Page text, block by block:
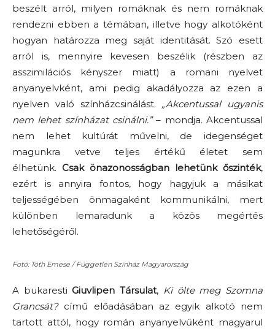
beszélt arról, milyen romáknak és nem romáknak
rendezni ebben a témában, illetve hogy alkotóként
hogyan határozza meg saját identitását. Szó esett
arról is, mennyire kevesen beszélik (részben az
asszimilációs kényszer miatt) a romani nyelvet
anyanyelvként, ami pedig akadályozza az ezen a
nyelven való színházcsinálást. „Akcentussal ugyanis
nem lehet színházat csinálni.”– mondja. Akcentussal
nem lehet kultúrát művelni, de idegenséget
magunkra vetve teljes értékű életet sem
élhetünk. Csak önazonosságban lehetünk őszinték,
ezért is annyira fontos, hogy hagyjuk a másikat
teljességében önmagaként kommunikálni, mert
különben lemaradunk a közös megértés
lehetőségéről.
Fotó: Tóth Emese / Független Színház Magyarország
A bukaresti Giuvlipen Társulat, Ki ölte meg Szomna
Grancsát?című előadásában az egyik alkotó nem
tartott attól, hogy román anyanyelvűként magyarul